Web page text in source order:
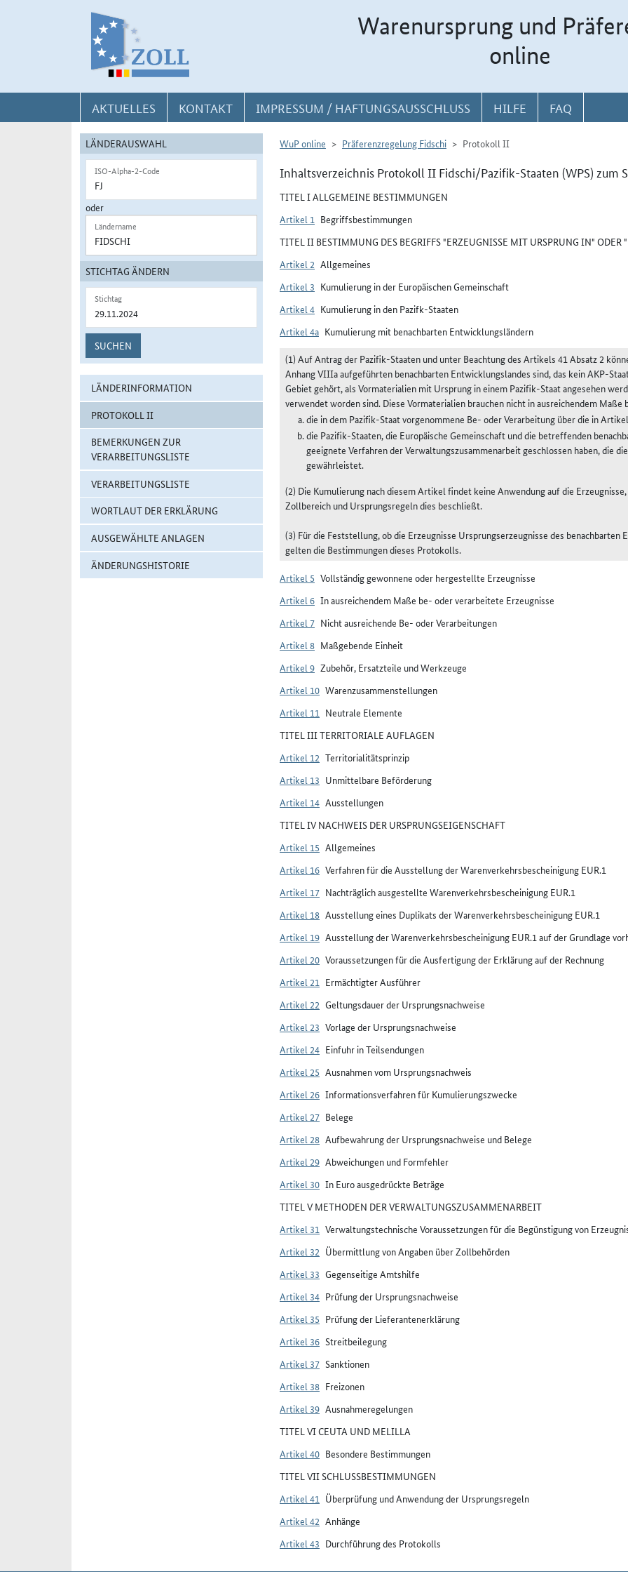
Warenursprung und
online
AKTUELLES KONTAKT IMPRESSUM / HAFTUNGSAUSSCHLUSS HILFE FAQ
LÄNDERAUSWAHL
ISO-Alpha-2-Code
oder
Ländername
STICHTAG ÄNDERN
Stichtag
SUCHEN
LÄNDERINFORMATION
PROTOKOLL II
BEMERKUNGEN ZUR
VERARBEITUNGSLISTE
VERARBEITUNGSLISTE
WORTLAUT DER ERKLÄRUNG
AUSGEWÄHLTE ANLAGEN
ÄNDERUNGSHISTORIE
WuP online Präferenzregelung Fidschi Protokoll II
Inhaltsverzeichnis Protokoll II Fidschi/Pazifik-Staaten (WPS) zum
TITEL I ALLGEMEINE BESTIMMUNGEN
Artikel 1 Begriffsbestimmungen
TITEL II BESTIMMUNG DES BEGRIFFS "ERZEUGNISSE MIT URSPRUNG IN" ODER
Artikel 2 Allgemeines
Artikel 3 Kumulierung in der Europäischen Gemeinschaft
Artikel 4 Kumulierung in den Pazifk-Staaten
Artikel 4a Kumulierung mit benachbarten Entwicklungsländern
(1) Auf Antrag der Pazifik-Staaten und unter Beachtung des Artikels 41 Absatz 2
Anhang VIIIa aufgeführten benachbarten Entwicklungslandes sind, das kein AKP-
Gebiet gehört, als Vormaterialien mit Ursprung in einem Pazifik-Staat angesehen
verwendet worden sind. Diese Vormaterialien brauchen nicht in ausreichendem
die in dem Pazifik-Staat vorgenommene Be- oder Verarbeitung über die in
die Pazifik-Staaten, die Europäische Gemeinschaft und die betreffenden
geeignete Verfahren der Verwaltungszusammenarbeit geschlossen haben, die
gewährleistet.
(2) Die Kumulierung nach diesem Artikel findet keine Anwendung auf die
Zollbereich und Ursprungsregeln dies beschließt.
(3) Für die Feststellung, ob die Erzeugnisse Ursprungserzeugnisse des benachbarten
gelten die Bestimmungen dieses Protokolls.
Artikel 5 Vollständig gewonnene oder hergestellte Erzeugnisse
Artikel 6 In ausreichendem Maße be- oder verarbeitete Erzeugnisse
Artikel 7 Nicht ausreichende Be- oder Verarbeitungen
Artikel 8 Maßgebende Einheit
Artikel 9 Zubehör, Ersatzteile und Werkzeuge
Artikel 10 Warenzusammenstellungen
Artikel 11 Neutrale Elemente
TITEL III TERRITORIALE AUFLAGEN
Artikel 12 Territorialitätsprinzip
Artikel 13 Unmittelbare Beförderung
Artikel 14 Ausstellungen
TITEL IV NACHWEIS DER URSPRUNGSEIGENSCHAFT
Artikel 15 Allgemeines
Artikel 16 Verfahren für die Ausstellung der Warenverkehrsbescheinigung EUR.1
Artikel 17 Nachträglich ausgestellte Warenverkehrsbescheinigung EUR.1
Artikel 18 Ausstellung eines Duplikats der Warenverkehrsbescheinigung EUR.1
Artikel 19 Ausstellung der Warenverkehrsbescheinigung EUR.1 auf der Grundlage
Artikel 20 Voraussetzungen für die Ausfertigung der Erklärung auf der Rechnung
Artikel 21 Ermächtigter Ausführer
Artikel 22 Geltungsdauer der Ursprungsnachweise
Artikel 23 Vorlage der Ursprungsnachweise
Artikel 24 Einfuhr in Teilsendungen
Artikel 25 Ausnahmen vom Ursprungsnachweis
Artikel 26 Informationsverfahren für Kumulierungszwecke
Artikel 27 Belege
Artikel 28 Aufbewahrung der Ursprungsnachweise und Belege
Artikel 29 Abweichungen und Formfehler
Artikel 30 In Euro ausgedrückte Beträge
TITEL V METHODEN DER VERWALTUNGSZUSAMMENARBEIT
Artikel 31 Verwaltungstechnische Voraussetzungen für die Begünstigung von
Artikel 32 Übermittlung von Angaben über Zollbehörden
Artikel 33 Gegenseitige Amtshilfe
Artikel 34 Prüfung der Ursprungsnachweise
Artikel 35 Prüfung der Lieferantenerklärung
Artikel 36 Streitbeilegung
Artikel 37 Sanktionen
Artikel 38 Freizonen
Artikel 39 Ausnahmeregelungen
TITEL VI CEUTA UND MELILLA
Artikel 40 Besondere Bestimmungen
TITEL VII SCHLUSSBESTIMMUNGEN
Artikel 41 Überprüfung und Anwendung der Ursprungsregeln
Artikel 42 Anhänge
Artikel 43 Durchführung des Protokolls